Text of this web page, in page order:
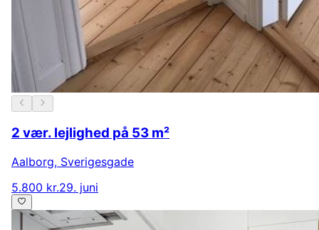
2 vær. lejlighed på 53 m²
Aalborg, Sverigesgade
5.800 kr.29. juni